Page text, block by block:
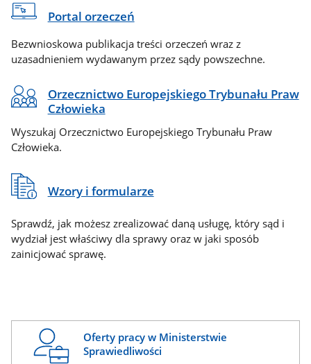
Portal orzeczeń
Bezwnioskowa publikacja treści orzeczeń wraz z
uzasadnieniem wydawanym przez sądy powszechne.
Orzecznictwo Europejskiego Trybunału Praw
Człowieka
Wyszukaj Orzecznictwo Europejskiego Trybunału Praw
Człowieka.
Wzory i formularze
Sprawdź, jak możesz zrealizować daną usługę, który sąd i
wydział jest właściwy dla sprawy oraz w jaki sposób
zainicjować sprawę.
Oferty pracy w Ministerstwie
Sprawiedliwości